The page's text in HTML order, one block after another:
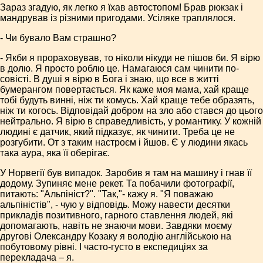
Зараз згадую, як легко я їхав автостопом! Брав рюкзак і
мандрував із різними пригодами. Усіляке траплялося.
- Чи бувало Вам страшно?
- Якби я прораховував, то ніколи нікуди не пішов би. Я вірю
в долю. Я просто роблю це. Намагаюся сам чинити по-
совісті. В душі я вірю в Бога і знаю, що все в житті
бумерангом повертається. Як каже моя мама, хай краще
тобі будуть винні, ніж ти комусь. Хай краще тебе образять,
ніж ти когось. Відповідай добром на зло або стався до цього
нейтрально. Я вірю в справедливість, у романтику. У кожній
людині є датчик, який підказує, як чинити. Треба це не
розгубити. От з таким настроєм і йшов. Є у людини якась
така аура, яка її оберігає.
У Норвегії був випадок. Заробив я там на машину і гнав її
додому. Зупиняє мене рекет. Та побачили фотографії,
питають: "Альпініст?". "Так,"- кажу я. "Я поважаю
альпіністів", - чую у відповідь. Можу навести десятки
прикладів позитивного, гарного ставлення людей, які
допомагають, навіть не знаючи мови. Завдяки моєму
другові Олександру Козаку я володію англійською на
побутовому рівні. І часто-густо в експедиціях за
перекладача – я.